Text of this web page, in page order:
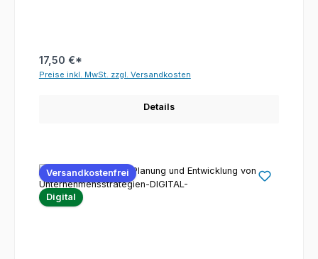
17,50 €*
Preise inkl. MwSt. zzgl. Versandkosten
Details
Versandkostenfrei
Digital